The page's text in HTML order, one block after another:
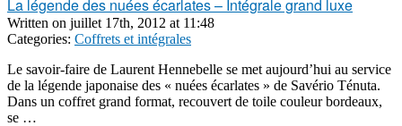
La légende des nuées écarlates – Intégrale grand luxe
Written on juillet 17th, 2012 at 11:48
Categories: Coffrets et intégrales
Le savoir-faire de Laurent Hennebelle se met aujourd’hui au service
de la légende japonaise des « nuées écarlates » de Savério Ténuta.
Dans un coffret grand format, recouvert de toile couleur bordeaux,
se …